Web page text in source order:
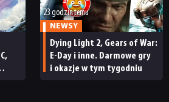
23 godzin temu
NEWSY
Dying Light 2, Gears of War:
E-Day i inne. Darmowe gry
i okazje w tym tygodniu